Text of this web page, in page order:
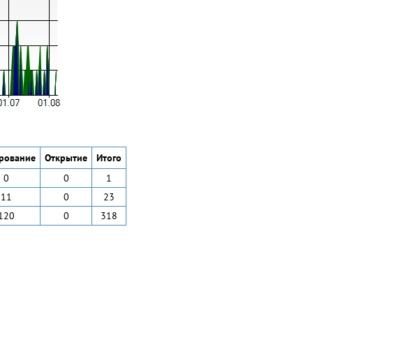
Открытие
Итого
0 0
1
11 0
23
0 318